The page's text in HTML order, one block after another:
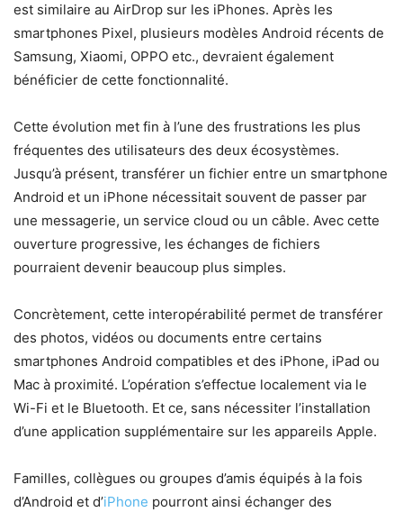
est similaire au AirDrop sur les iPhones. Après les
smartphones Pixel, plusieurs modèles Android récents de
Samsung, Xiaomi, OPPO etc., devraient également
bénéficier de cette fonctionnalité.
Cette évolution met fin à l’une des frustrations les plus
fréquentes des utilisateurs des deux écosystèmes.
Jusqu’à présent, transférer un fichier entre un smartphone
Android et un iPhone nécessitait souvent de passer par
une messagerie, un service cloud ou un câble. Avec cette
ouverture progressive, les échanges de fichiers
pourraient devenir beaucoup plus simples.
Concrètement, cette interopérabilité permet de transférer
des photos, vidéos ou documents entre certains
smartphones Android compatibles et des iPhone, iPad ou
Mac à proximité. L’opération s’effectue localement via le
Wi-Fi et le Bluetooth. Et ce, sans nécessiter l’installation
d’une application supplémentaire sur les appareils Apple.
Familles, collègues ou groupes d’amis équipés à la fois
d’Android et d’iPhone pourront ainsi échanger des